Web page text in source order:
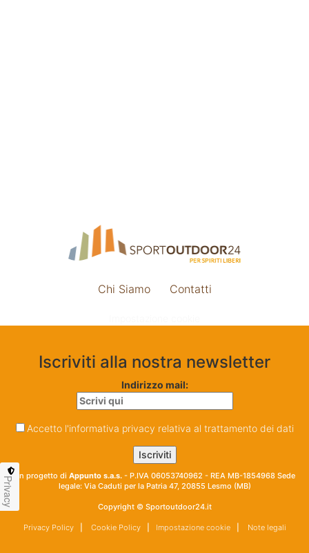
Chi Siamo Contatti
Iscriviti alla nostra newsletter
Indirizzo mail:
Accetto l'informativa privacy relativa al trattamento dei dati
Un progetto di Appunto s.a.s. - P.IVA 06053740962 - REA MB-1854968 Sede
legale: Via Caduti per la Patria 47, 20855 Lesmo (MB)
Copyright © Sportoutdoor24.it
Privacy Policy| Cookie Policy| Impostazione cookie| Note legali
Privacy